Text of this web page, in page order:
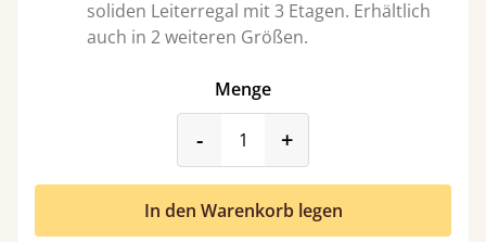
soliden Leiterregal mit 3 Etagen. Erhältlich
auch in 2 weiteren Größen.
Menge
-product_form.decrease
+
In den Warenkorb legen